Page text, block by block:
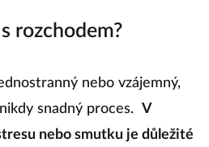
rozchodem?
nebo vzájemný,
snadný proces. V
nebo smutku je důležité